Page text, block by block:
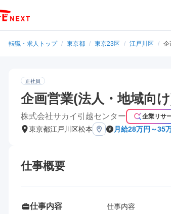
転職・求人トップ / 東京都 / 東京23区 / 江戸川区 / 企
正社員
企画営業(法人・地域向
株式会社サカイ引越センター 企業リサ
東京都江戸川区松本 月給28万円～35
仕事概要
仕事内容
仕事内容